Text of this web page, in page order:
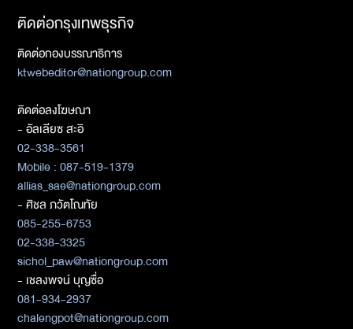
ติดต่อกรุงเทพธุรกิจ
ติดต่อกองบรรณาธิการ
ktwebeditor@nationgroup.com
ติดต่อลงโฆษณา
- อัลเลียซ สะอิ
02-338-3561
Mobile : 087-519-1379
allias_sae@nationgroup.com
- ศิชล ภวัตโณทัย
085-255-6753
02-338-3325
sichol_paw@nationgroup.com
- เชลงพจน์ บุญซื่อ
081-934-2937
chalengpot@nationgroup.com